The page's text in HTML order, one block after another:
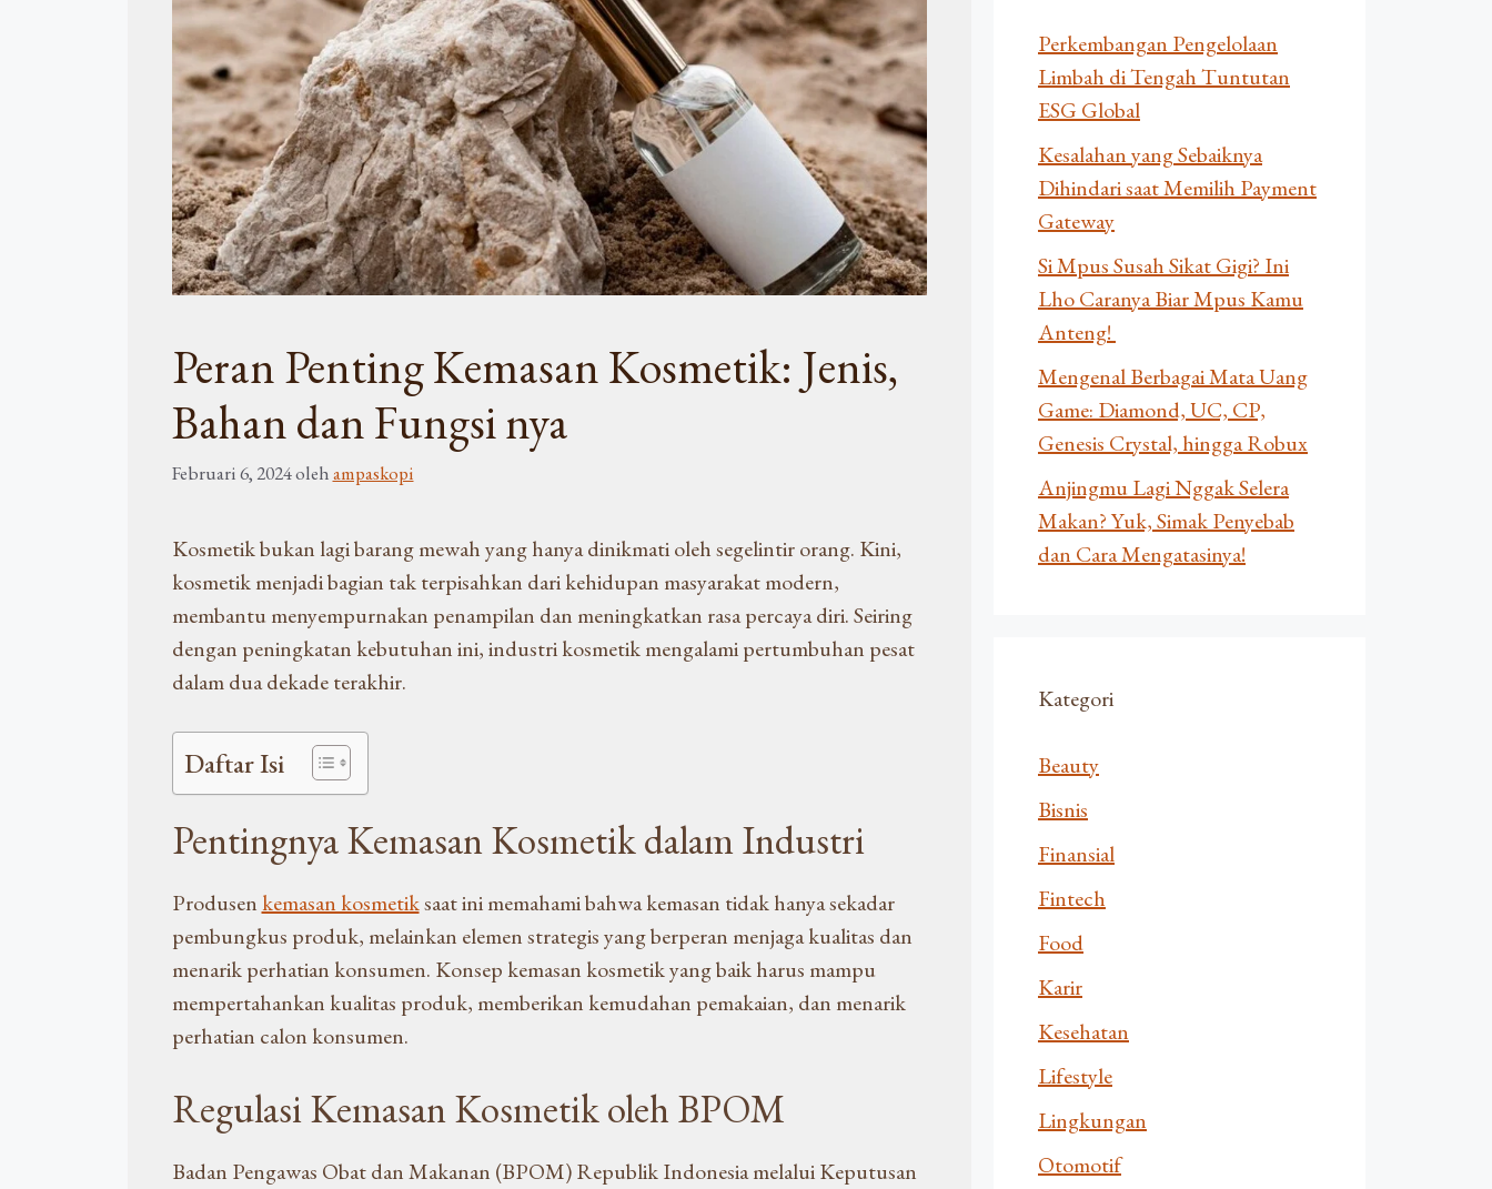
Peran Penting Kemasan Kosmetik: Jenis,
Bahan dan Fungsi nya
Februari 6, 2024olehampaskopi
Kosmetik bukan lagi barang mewah yang hanya dinikmati oleh segelintir orang. Kini,
kosmetik menjadi bagian tak terpisahkan dari kehidupan masyarakat modern,
membantu menyempurnakan penampilan dan meningkatkan rasa percaya diri. Seiring
dengan peningkatan kebutuhan ini, industri kosmetik mengalami pertumbuhan pesat
dalam dua dekade terakhir.
Daftar Isi
Pentingnya Kemasan Kosmetik dalam Industri
Produsenkemasan kosmetiksaat ini memahami bahwa kemasan tidak hanya sekadar
pembungkus produk, melainkan elemen strategis yang berperan menjaga kualitas dan
menarik perhatian konsumen. Konsep kemasan kosmetik yang baik harus mampu
mempertahankan kualitas produk, memberikan kemudahan pemakaian, dan menarik
perhatian calon konsumen.
Regulasi Kemasan Kosmetik oleh BPOM
Badan Pengawas Obat dan Makanan (BPOM) Republik Indonesia melalui Keputusan
Perkembangan Pengelolaan
Limbah di Tengah Tuntutan
ESG Global
Kesalahan yang Sebaiknya
Dihindari saat Memilih Payment
Gateway
Si Mpus Susah Sikat Gigi? Ini
Lho Caranya Biar Mpus Kamu
Anteng!
Mengenal Berbagai Mata Uang
Game: Diamond, UC, CP,
Genesis Crystal, hingga Robux
Anjingmu Lagi Nggak Selera
Makan? Yuk, Simak Penyebab
dan Cara Mengatasinya!
Kategori
Beauty
Bisnis
Finansial
Fintech
Food
Karir
Kesehatan
Lifestyle
Lingkungan
Otomotif